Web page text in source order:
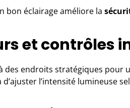
bon éclairage améliore la
et contrôles
endroits stratégiques pour
l’intensité lumineuse